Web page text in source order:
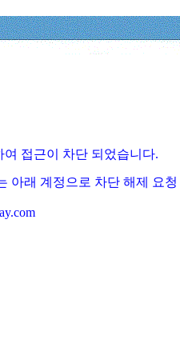
접근이 차단 되었습니다.
아래 계정으로 차단 해제 요청